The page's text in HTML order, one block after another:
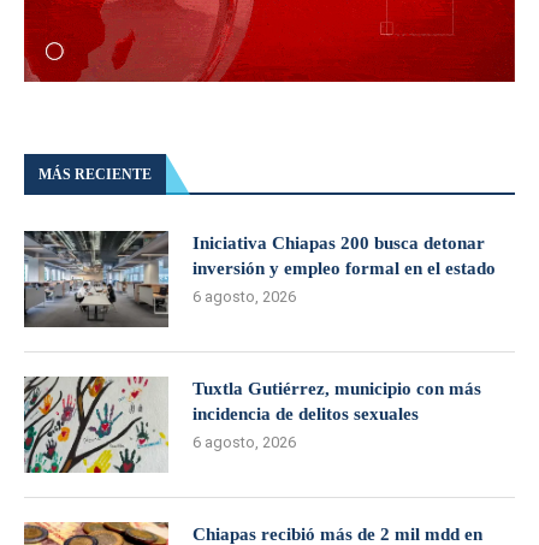
MÁS RECIENTE
Iniciativa Chiapas 200 busca detonar
inversión y empleo formal en el estado
6 agosto, 2026
Tuxtla Gutiérrez, municipio con más
incidencia de delitos sexuales
6 agosto, 2026
Chiapas recibió más de 2 mil mdd en